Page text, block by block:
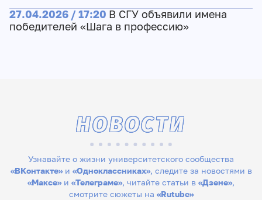
27.04.2026 / 17:20 В СГУ объявили имена
победителей «Шага в профессию»
Узнавайте о жизни университетского сообщества
«ВКонтакте»и «Одноклассниках», следите за новостями в
«Максе» и «Телеграме», читайте статьи в «Дзене»,
смотрите сюжеты на «Rutube»
НОВОСТИ